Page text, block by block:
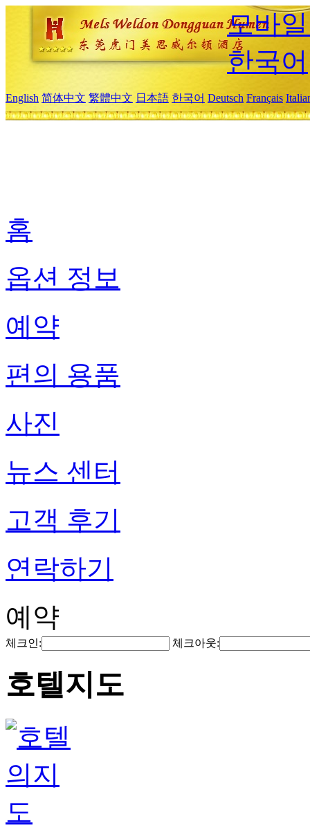
모바
한국어
English 简体中文 繁體中文 日本語 한국어 Deutsch Français
홈
옵션 정보
예약
편의 용품
사진
뉴스 센터
고객 후기
연락하기
예약
체크인: 체크아웃:
호텔지도